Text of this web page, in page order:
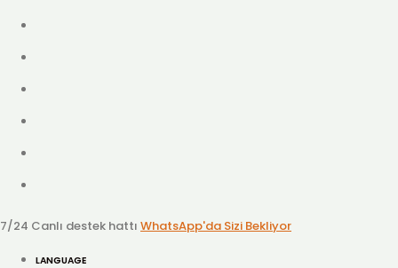
7/24 Canlı destek hattı WhatsApp'da Sizi Bekliyor
LANGUAGE